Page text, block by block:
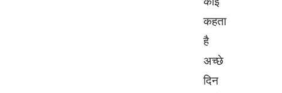
कहता
है
अच्छे
दिन